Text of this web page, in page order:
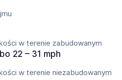
w terenie zabudowanym
22 – 31 mph
w terenie niezabudowanym